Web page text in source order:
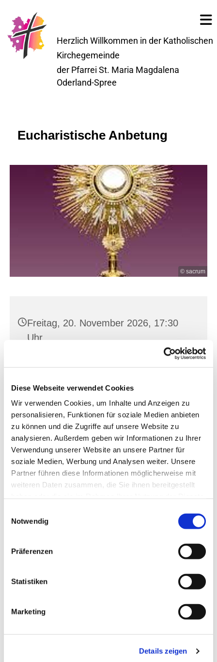
Diese Webseite verwendet Cookies
Wir verwenden Cookies, um Inhalte und Anzeigen zu
personalisieren, Funktionen für soziale Medien anbieten
zu können und die Zugriffe auf unsere Website zu
analysieren. Außerdem geben wir Informationen zu Ihrer
Verwendung unserer Website an unsere Partner für
soziale Medien, Werbung und Analysen weiter. Unsere
Partner führen diese Informationen möglicherweise mit
weiteren Daten zusammen, die Sie ihnen bereitgestellt
Notwendig
Präferenzen
Statistiken
Marketing
Details zeigen
Herzlich Willkommen in der Katholischen
Kirchegemeinde
der Pfarrei St. Maria Magdalena
Oderland-Spree
Eucharistische Anbetung
© sacrum
Freitag, 20. November 2026, 17:30
Uhr
Dies könnte Sie auch
interessieren